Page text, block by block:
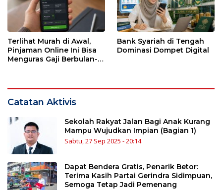
Terlihat Murah di Awal,
Pinjaman Online Ini Bisa
Menguras Gaji Berbulan-
Bank Syariah di Tengah
Dominasi Dompet Digital
Catatan Aktivis
Sekolah Rakyat Jalan Bagi Anak Kurang
Mampu Wujudkan Impian (Bagian 1)
Sabtu, 27 Sep 2025 - 20:14
Dapat Bendera Gratis, Penarik Betor:
Terima Kasih Partai Gerindra Sidimpuan,
Semoga Tetap Jadi Pemenang